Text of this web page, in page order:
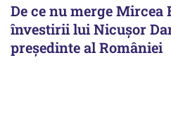
De ce nu merge Mircea
învestirii lui Nicușor
președinte al României